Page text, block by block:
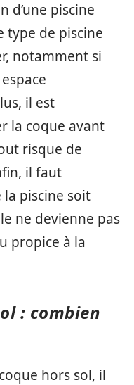
d’une piscine
type de piscine
notamment si
il est
la coque avant
risque de
il faut
piscine soit
ne devienne pas
propice à la
: combien
hors sol, il